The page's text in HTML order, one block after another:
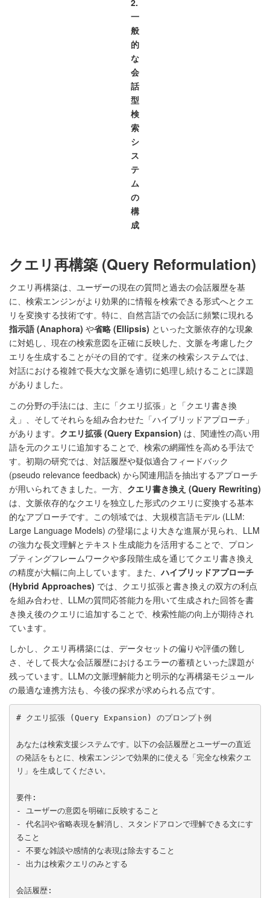
一
般
的
な
会
話
型
検
索
シ
ス
テ
ム
の
構
成
クエリ再構築 (Query Reformulation)
クエリ再構築は、ユーザーの現在の質問と過去の会話履歴を基
に、検索エンジンがより効果的に情報を検索できる形式へとクエ
リを変換する技術です。特に、自然言語での会話に頻繁に現れる
指示語 (Anaphora) や省略 (Ellipsis) といった文脈依存的な現象
に対処し、現在の検索意図を正確に反映した、文脈を考慮したク
エリを生成することがその目的です。従来の検索システムでは、
対話における複雑で長大な文脈を適切に処理し続けることに課題
がありました。
この分野の手法には、主に「クエリ拡張」と「クエリ書き換
え」、そしてそれらを組み合わせた「ハイブリッドアプローチ」
があります。 クエリ拡張 (Query Expansion) は、関連性の高い用
語を元のクエリに追加することで、検索の網羅性を高める手法で
す。初期の研究では、対話履歴や疑似適合フィードバック
(pseudo relevance feedback) から関連用語を抽出するアプローチ
が用いられてきました。一方、 クエリ書き換え (Query Rewriting)
は、文脈依存的なクエリを独立した形式のクエリに変換する基本
的なアプローチです。この領域では、大規模言語モデル (LLM:
Large Language Models) の登場により大きな進展が見られ、LLM
の強力な長文理解とテキスト生成能力を活用することで、プロン
プティングフレームワークや多段階生成を通じてクエリ書き換え
の精度が大幅に向上しています。また、ハイブリッドアプローチ
(Hybrid Approaches) では、クエリ拡張と書き換えの双方の利点
を組み合わせ、LLMの質問応答能力を用いて生成された回答を書
き換え後のクエリに追加することで、検索性能の向上が期待され
ています。
しかし、クエリ再構築には、データセットの偏りや評価の難し
さ、そして長大な会話履歴におけるエラーの蓄積といった課題が
残っています。LLMの文脈理解能力と明示的な再構築モジュール
の最適な連携方法も、今後の探求が求められる点です。
# クエリ拡張 (Query Expansion) のプロンプト例
あなたは検索支援システムです。以下の会話履歴とユーザーの直近
の発話をもとに、検索エンジンで効果的に使える「完全な検索クエ
リ」を生成してください。
要件:
- ユーザーの意図を明確に反映すること
- 代名詞や省略表現を解消し、スタンドアロンで理解できる文にす
ること
- 不要な雑談や感情的な表現は除去すること
- 出力は検索クエリのみとする
会話履歴: